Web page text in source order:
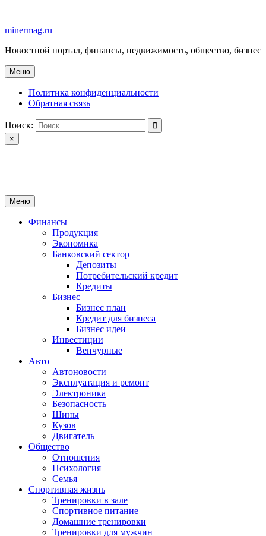
содержимому
minermag.ru
Новостной портал, финансы, недвижимость, общество, бизнес
Меню
Политика конфиденциальности
Обратная связь
Поиск:
×
Меню
Финансы
Продукция
Экономика
Банковский сектор
Депозиты
Потребительский кредит
Кредиты
Бизнес
Бизнес план
Кредит для бизнеса
Бизнес идеи
Инвестиции
Венчурные
Авто
Автоновости
Эксплуатация и ремонт
Электроника
Безопасность
Шины
Кузов
Двигатель
Общество
Отношения
Психология
Семья
Спортивная жизнь
Тренировки в зале
Спортивное питание
Домашние тренировки
Тренировки для мужчин